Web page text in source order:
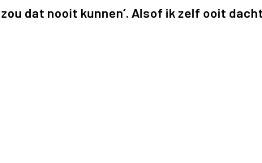
zou dat nooit kunnen’. Alsof ik zelf ooit